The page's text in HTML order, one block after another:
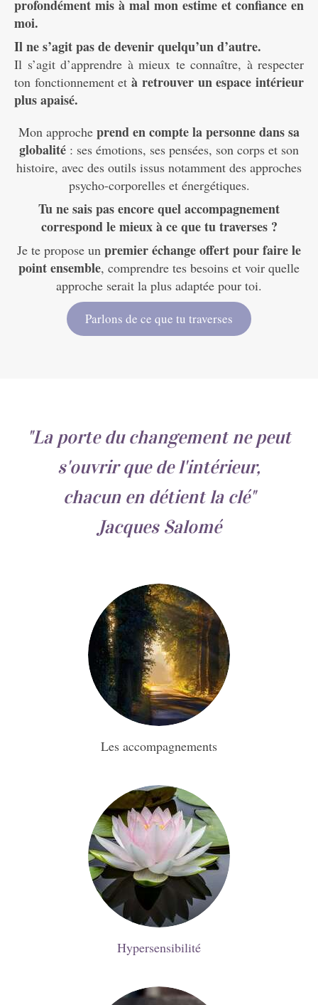
profondément mis à mal mon estime et confiance en
moi.
Il ne s’agit pas de devenir quelqu’un d’autre.
Il s’agit d’apprendre à mieux te connaître, à respecter
ton fonctionnement età retrouver un espace intérieur
plus apaisé.
Mon approche prend en compte la personne dans sa
globalité : ses émotions, ses pensées, son corps et son
histoire, avec des outils issus notamment des approches
psycho-corporelles et énergétiques.
Tu ne sais pas encore quel accompagnement
correspond le mieux à ce que tu traverses ?
Je te propose un premier échange offert pour faire le
point ensemble, comprendre tes besoins et voir quelle
approche serait la plus adaptée pour toi.
Parlons de ce que tu traverses
"La porte du changement ne peut
s'ouvrir que de l'intérieur,
chacun en détient la clé"
Jacques Salomé
Les accompagnements
Hypersensibilité